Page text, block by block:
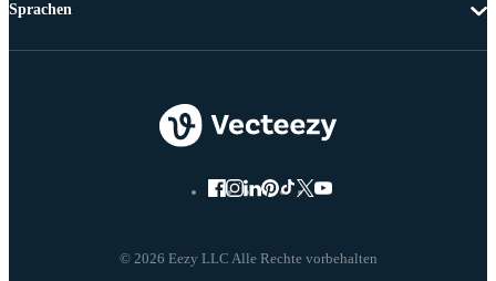
© 2026 Eezy LLC Alle Rechte vorbehalten
Sprachen